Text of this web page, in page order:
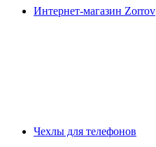
Интернет-магазин Zorrov
Чехлы для телефонов